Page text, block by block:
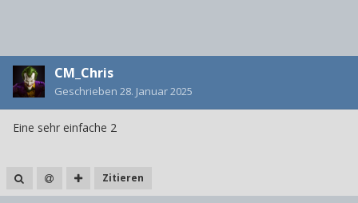
CM_Chris
Geschrieben 28. Januar 2025
Eine sehr einfache 2
Zitieren